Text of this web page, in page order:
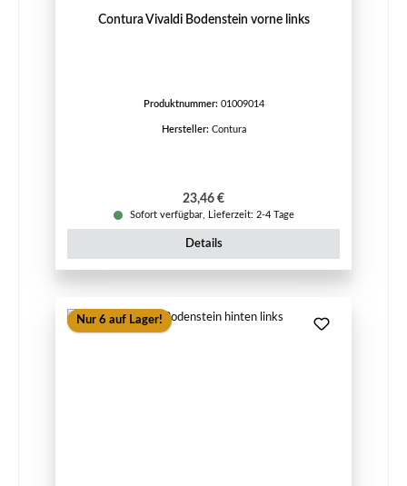
Contura Vivaldi Bodenstein vorne links
Produktnummer: 01009014
Hersteller: Contura
Regulärer Preis:
23,46 €
Sofort verfügbar, Lieferzeit: 2-4 Tage
Details
Nur 6 auf Lager!